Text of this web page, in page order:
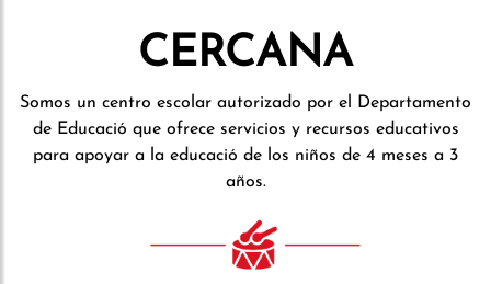
CERCANA
Somos un centro escolar autorizado por el Departamento
de Educació que ofrece servicios y recursos educativos
para apoyar a la educació de los niños de 4 meses a 3
años.